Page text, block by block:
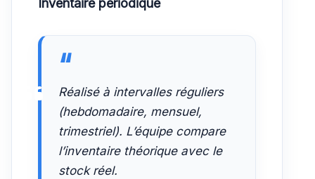
Inventaire périodique
Réalisé à intervalles réguliers
(hebdomadaire, mensuel,
trimestriel). L’équipe compare
l’inventaire théorique avec le
stock réel.